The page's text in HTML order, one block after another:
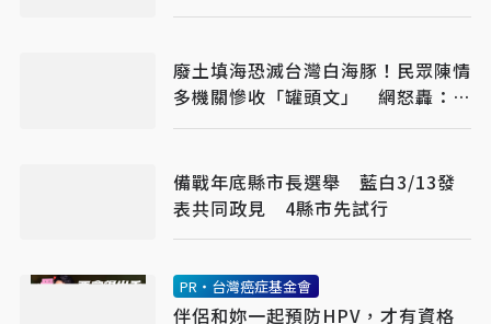
廢土填海恐滅台灣白海豚！民眾陳情
多機關慘收「罐頭文」 網怒轟：骯
髒政府
備戰年底縣市長選舉 藍白3/13發
表共同政見 4縣市先試行
PR・台灣癌症基金會
伴侶和妳一起預防HPV，才有資格